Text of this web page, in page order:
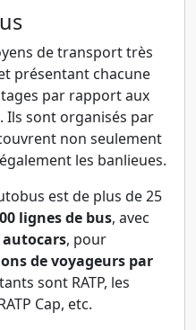
de transport très
présentant chacune
par rapport aux
Ils sont organisés par
non seulement
les banlieues.
est de plus de 25
lignes de bus, avec
autocars, pour
de voyageurs par
sont RATP, les
Cap, etc.